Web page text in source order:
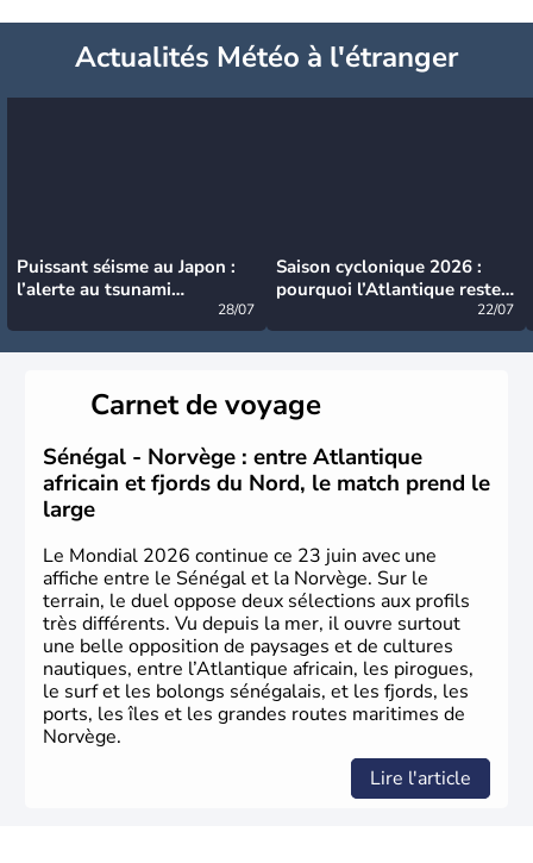
Actualités Météo à l'étranger
Puissant séisme au Japon :
l’alerte au tsunami
28/07
Saison cyclonique 2026 :
pourquoi l’Atlantique reste
22/07
Carnet de voyage
Sénégal - Norvège : entre Atlantique
africain et fjords du Nord, le match prend le
large
Le Mondial 2026 continue ce 23 juin avec une
affiche entre le Sénégal et la Norvège. Sur le
terrain, le duel oppose deux sélections aux profils
très différents. Vu depuis la mer, il ouvre surtout
une belle opposition de paysages et de cultures
nautiques, entre l’Atlantique africain, les pirogues,
le surf et les bolongs sénégalais, et les fjords, les
ports, les îles et les grandes routes maritimes de
Norvège.
Lire l'article